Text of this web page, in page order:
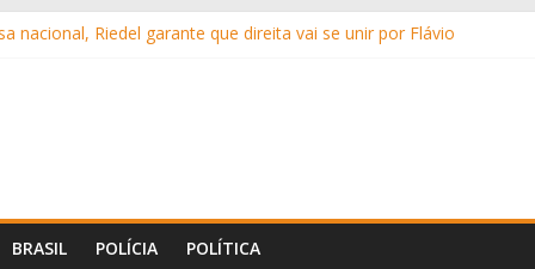
nacional, Riedel garante que direita vai se unir por Flávio
mil em golpe ao tentar comprar carro com ajuda do primo
de 6 toneladas de maconha na BR-163
BRASIL POLÍCIA POLÍTICA